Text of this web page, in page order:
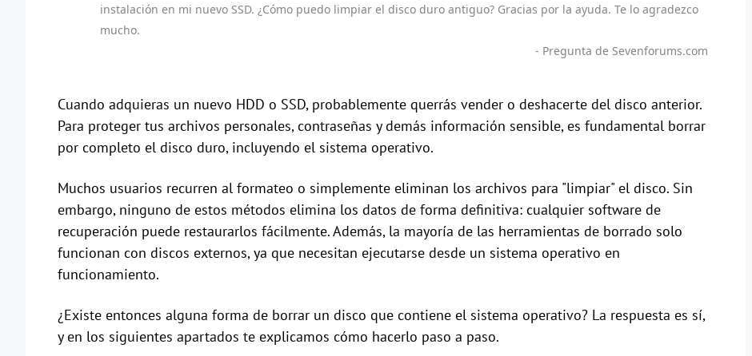
instalación en mi nuevo SSD. ¿Cómo puedo limpiar el disco duro antiguo? Gracias por la ayuda. Te lo agradezco
mucho.
- Pregunta de Sevenforums.com
Cuando adquieras un nuevo HDD o SSD, probablemente querrás vender o deshacerte del disco anterior.
Para proteger tus archivos personales, contraseñas y demás información sensible, es fundamental borrar
por completo el disco duro, incluyendo el sistema operativo.
Muchos usuarios recurren al formateo o simplemente eliminan los archivos para "limpiar" el disco. Sin
embargo, ninguno de estos métodos elimina los datos de forma definitiva: cualquier software de
recuperación puede restaurarlos fácilmente. Además, la mayoría de las herramientas de borrado solo
funcionan con discos externos, ya que necesitan ejecutarse desde un sistema operativo en
funcionamiento.
¿Existe entonces alguna forma de borrar un disco que contiene el sistema operativo? La respuesta es sí,
y en los siguientes apartados te explicamos cómo hacerlo paso a paso.